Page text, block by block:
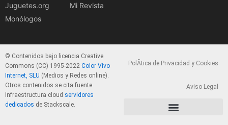
Juguetes.org
Monólogos
Mi Revista
© Contenidos bajo licencia Creative
Commons (CC) 1995-2022 Color Vivo
Internet, SLU (Medios y Redes online).
Otros contenidos se cita fuente.
Infraestructura cloud servidores
dedicados de Stackscale.
PolÃ­tica de Privacidad y Cookies
Aviso Legal